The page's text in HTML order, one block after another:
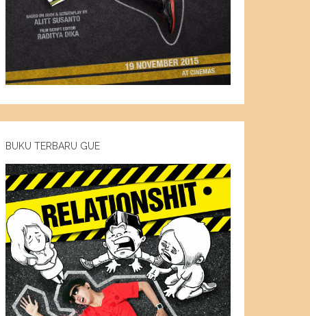
BUKU TERBARU GUE